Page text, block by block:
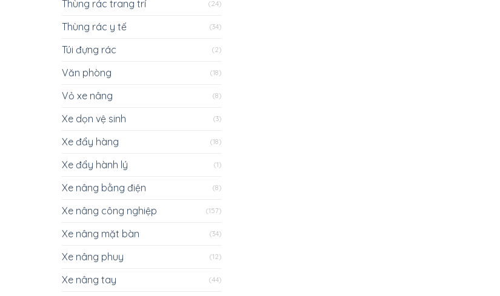
Thùng rác trang trí (24)
Thùng rác y tế (34)
Túi đựng rác (2)
Văn phòng (18)
Vỏ xe nâng (8)
Xe dọn vệ sinh (3)
Xe đẩy hàng (18)
Xe đẩy hành lý (1)
Xe nâng bằng điện (8)
Xe nâng công nghiệp (157)
Xe nâng mặt bàn (34)
Xe nâng phuy (12)
Xe nâng tay (44)